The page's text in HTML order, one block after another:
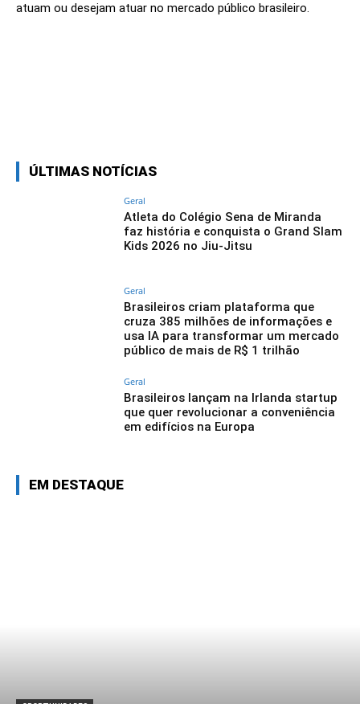
atuam ou desejam atuar no mercado público brasileiro.
ÚLTIMAS NOTÍCIAS
Geral
Atleta do Colégio Sena de Miranda
faz história e conquista o Grand Slam
Kids 2026 no Jiu-Jitsu
Geral
Brasileiros criam plataforma que
cruza 385 milhões de informações e
usa IA para transformar um mercado
público de mais de R$ 1 trilhão
Geral
Brasileiros lançam na Irlanda startup
que quer revolucionar a conveniência
em edifícios na Europa
EM DESTAQUE